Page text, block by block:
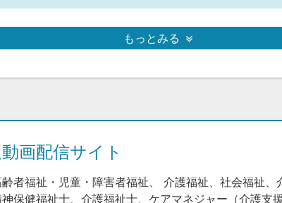
もっとみる
画配信サイト
者福祉・児童・障害者福祉、 介護福祉、社会福祉
保健福祉士、介護福祉士、ケアマネジャー（介護支